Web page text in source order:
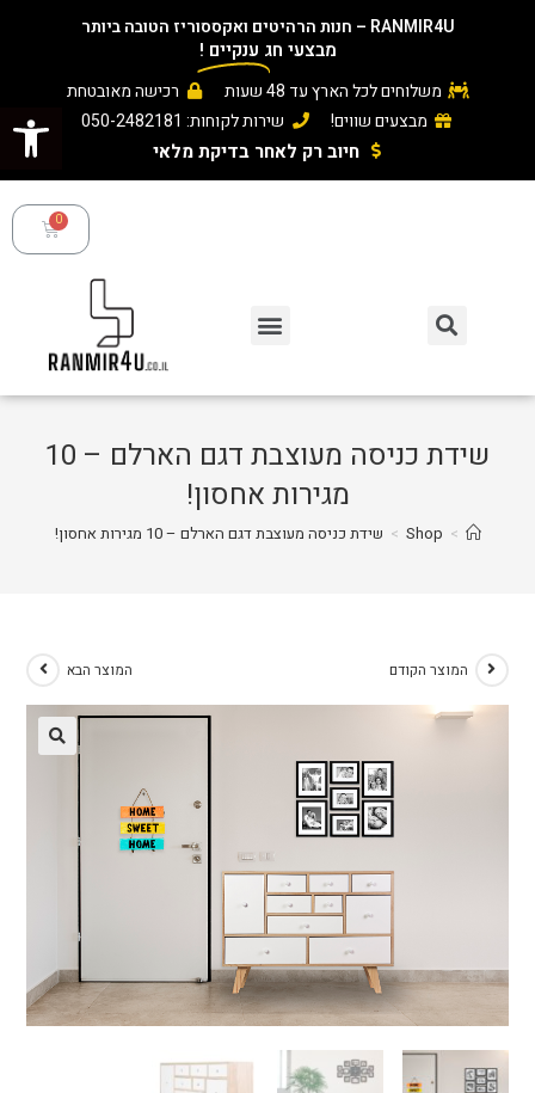
פתח סרגל נגישות
RANMIR4U – חנות הרהיטים ואקססוריז הטובה ביותר
מבצעי חג ענקיים !
משלוחים לכל הארץ עד 48 שעות
רכישה מאובטחת
מבצעים שווים!
שירות לקוחות: 050-2482181
חיוב רק לאחר בדיקת מלאי ​
שידת כניסה מעוצבת דגם הארלם – 10
מגירות אחסון!
>
Shop
> שידת כניסה מעוצבת דגם הארלם – 10 מגירות אחסון!
המוצר הקודם המוצר הבא